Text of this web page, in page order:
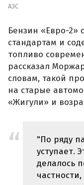
АЗС
Бензин «Евро-2»
стандартам и
топливо
рассказал
словам, такой
на старые
«Жигули» и
"По ряду
уступает.
делалось